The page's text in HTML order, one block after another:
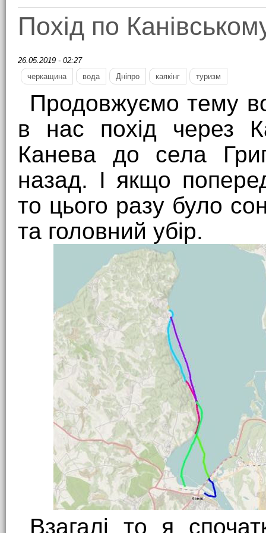
Похід по
26.05.2019 - 02:27
черкащина
вода Дніпро каякінг туризм
Продовжуємо тему
в нас похід через
Канева до села
назад. І якщо
то цього разу було
та головний убір.
Взагалі то я